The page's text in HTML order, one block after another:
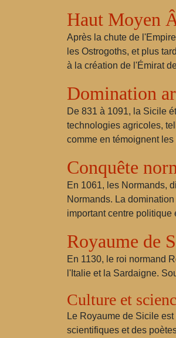
Haut Moyen
Après la chute de
les Ostrogoths, et plus
à la création de l'Émirat
Domination
De 831 à 1091, la Sicile
technologies agricoles,
comme en témoignent
Conquête
En 1061, les Normands,
Normands. La
important centre politique
Royaume de
En 1130, le roi normand
l'Italie et la Sardaigne.
Culture et
Le Royaume de Sicile
scientifiques et des